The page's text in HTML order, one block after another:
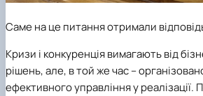
Саме на це питання отримали
Кризи і конкуренція вимагають від
рішень, але, в той же час –
ефективного управління у